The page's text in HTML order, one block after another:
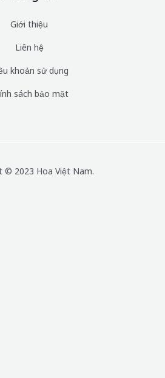
Giới thiệu
Liên hệ
khoản sử dụng
sách bảo mật
© 2023 Hoa Việt Nam.